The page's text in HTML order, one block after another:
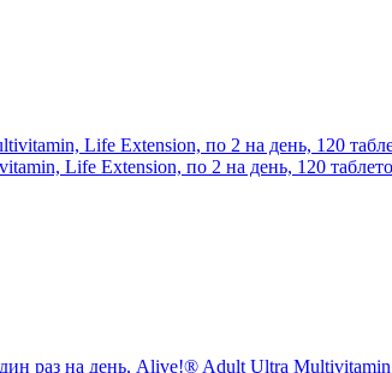
Life Extension, по 2 на день, 120